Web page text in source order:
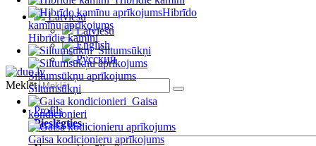
Latviešu
Latviešu
English
Русский
Hibrīdo
kamīnu aprīkojums
Hibrīdie kamīni
Siltumsūkņi
Siltumsūkņu aprīkojums
Siltumsūkņi
Gaisa
kondicionieri
Gaisa kodicionieru aprīkojums
Meklēt
Profils
Pieslēgties